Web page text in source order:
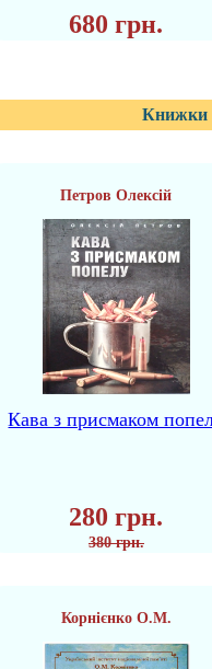
680 грн.
Книжки
Петров Олексій
Кава з присмаком
280 грн.
380 грн.
Корнієнко О.М.